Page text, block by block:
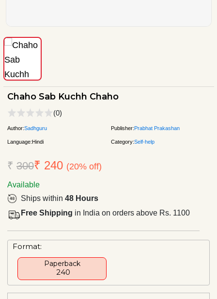
Chaho Sab Kuchh Chaho
(0)
Author:Sadhguru Publisher:Prabhat Prakashan
Language:Hindi Category:Self-help
₹ 300₹ 240 (20% off)
Available
Ships within 48 Hours
Free Shipping in India on orders above Rs. 1100
Format:
Paperback
₹ 240